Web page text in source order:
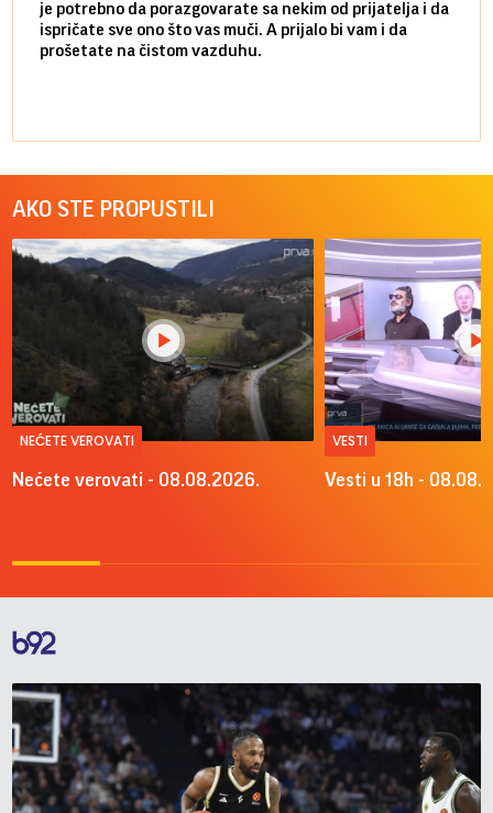
je potrebno da porazgovarate sa nekim od prijatelja i da
ispričate sve ono što vas muči. A prijalo bi vam i da
prošetate na čistom vazduhu.
AKO STE PROPUSTILI
NEĆETE VEROVATI
Nećete verovati - 08.08.2026.
VESTI
Vesti u 18h -